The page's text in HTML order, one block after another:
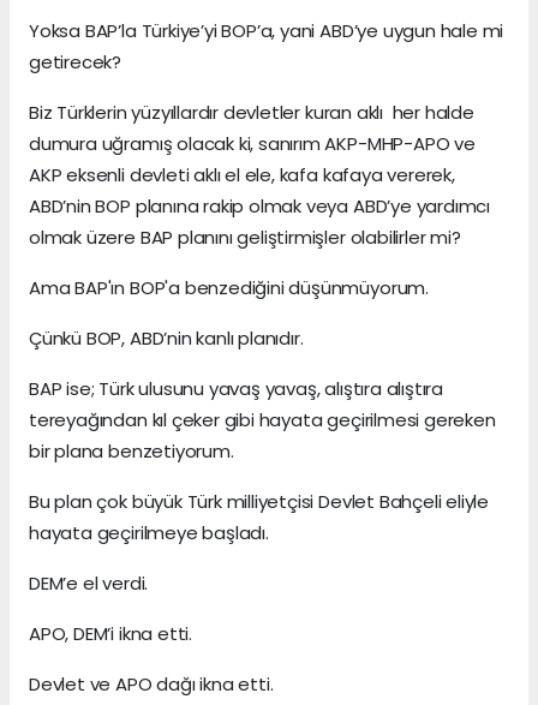
Yoksa BAP’la Türkiye’yi BOP’a, yani ABD’ye uygun hale mi
getirecek?
Biz Türklerin yüzyıllardır devletler kuran aklı her halde
dumura uğramış olacak ki, sanırım AKP-MHP-APO ve
AKP eksenli devleti aklı el ele, kafa kafaya vererek,
ABD’nin BOP planına rakip olmak veya ABD’ye yardımcı
olmak üzere BAP planını geliştirmişler olabilirler mi?
Ama BAP'ın BOP'a benzediğini düşünmüyorum.
Çünkü BOP, ABD’nin kanlı planıdır.
BAP ise; Türk ulusunu yavaş yavaş, alıştıra alıştıra
tereyağından kıl çeker gibi hayata geçirilmesi gereken
bir plana benzetiyorum.
Bu plan çok büyük Türk milliyetçisi Devlet Bahçeli eliyle
hayata geçirilmeye başladı.
DEM’e el verdi.
APO, DEM’i ikna etti.
Devlet ve APO dağı ikna etti.